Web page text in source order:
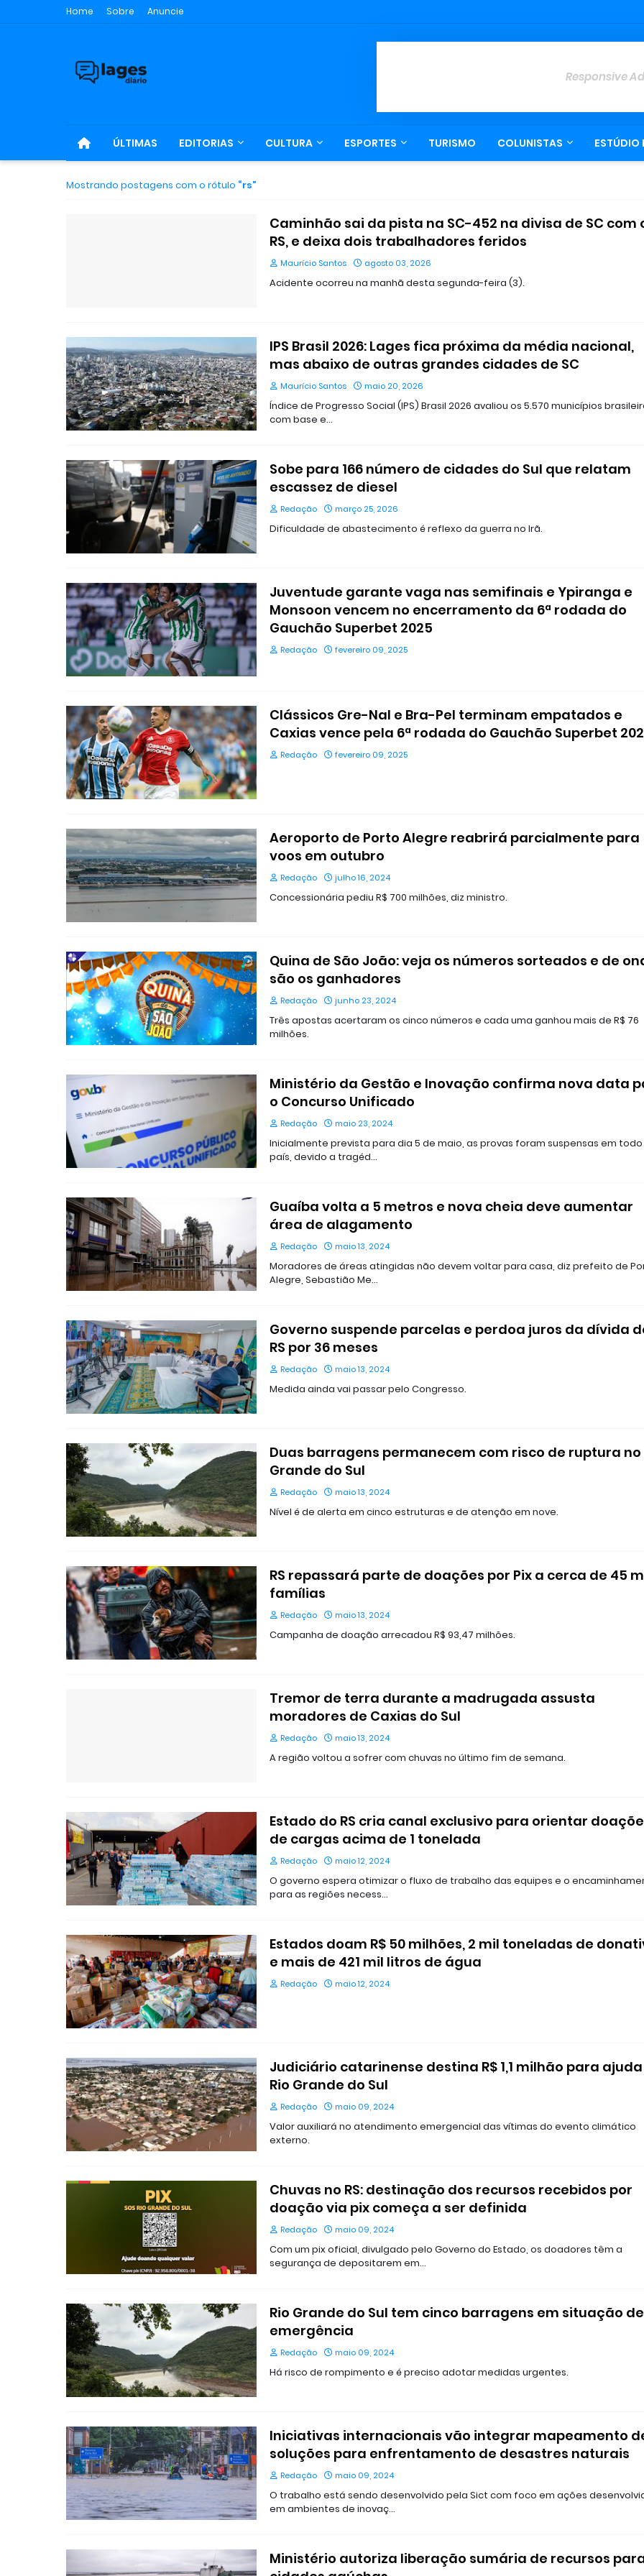
Home Sobre Anuncie
Responsive
ÚLTIMAS EDITORIAS CULTURA ESPORTES TURISMO COLUNISTAS ESTÚDIO
Mostrando postagens com o rótulo rs
Caminhão sai da pista na SC-452 na divisa de SC com
RS, e deixa dois trabalhadores feridos
Maurício Santos agosto 03, 2026
Acidente ocorreu na manhã desta segunda-feira (3).
IPS Brasil 2026: Lages fica próxima da média nacional,
mas abaixo de outras grandes cidades de SC
Maurício Santos maio 20, 2026
Índice de Progresso Social (IPS) Brasil 2026 avaliou os 5.570 municípios
com base e…
Sobe para 166 número de cidades do Sul que relatam
escassez de diesel
Redação março 25, 2026
Dificuldade de abastecimento é reflexo da guerra no Irã.
Juventude garante vaga nas semifinais e Ypiranga e
Monsoon vencem no encerramento da 6ª rodada do
Gauchão Superbet 2025
Redação fevereiro 09, 2025
Clássicos Gre-Nal e Bra-Pel terminam empatados e
Caxias vence pela 6ª rodada do Gauchão Superbet
Redação fevereiro 09, 2025
Aeroporto de Porto Alegre reabrirá parcialmente para
voos em outubro
Redação julho 16, 2024
Concessionária pediu R$ 700 milhões, diz ministro.
Quina de São João: veja os números sorteados e de
são os ganhadores
Redação junho 23, 2024
Três apostas acertaram os cinco números e cada uma ganhou mais de R$ 76
milhões.
Ministério da Gestão e Inovação confirma nova data
o Concurso Unificado
Redação maio 23, 2024
Inicialmente prevista para dia 5 de maio, as provas foram suspensas em todo
país, devido a tragéd…
Guaíba volta a 5 metros e nova cheia deve aumentar
área de alagamento
Redação maio 13, 2024
Moradores de áreas atingidas não devem voltar para casa, diz prefeito de
Alegre, Sebastião Me…
Governo suspende parcelas e perdoa juros da dívida
RS por 36 meses
Redação maio 13, 2024
Medida ainda vai passar pelo Congresso.
Duas barragens permanecem com risco de ruptura no
Grande do Sul
Redação maio 13, 2024
Nível é de alerta em cinco estruturas e de atenção em nove.
RS repassará parte de doações por Pix a cerca de 45
famílias
Redação maio 13, 2024
Campanha de doação arrecadou R$ 93,47 milhões.
Tremor de terra durante a madrugada assusta
moradores de Caxias do Sul
Redação maio 13, 2024
A região voltou a sofrer com chuvas no último fim de semana.
Estado do RS cria canal exclusivo para orientar
de cargas acima de 1 tonelada
Redação maio 12, 2024
O governo espera otimizar o fluxo de trabalho das equipes e o
para as regiões necess…
Estados doam R$ 50 milhões, 2 mil toneladas de
e mais de 421 mil litros de água
Redação maio 12, 2024
Judiciário catarinense destina R$ 1,1 milhão para
Rio Grande do Sul
Redação maio 09, 2024
Valor auxiliará no atendimento emergencial das vítimas do evento climático
externo.
Chuvas no RS: destinação dos recursos recebidos por
doação via pix começa a ser definida
Redação maio 09, 2024
Com um pix oficial, divulgado pelo Governo do Estado, os doadores têm a
segurança de depositarem em…
Rio Grande do Sul tem cinco barragens em situação de
emergência
Redação maio 09, 2024
Há risco de rompimento e é preciso adotar medidas urgentes.
Iniciativas internacionais vão integrar mapeamento
soluções para enfrentamento de desastres naturais
Redação maio 09, 2024
O trabalho está sendo desenvolvido pela Sict com foco em ações
em ambientes de inovaç…
Ministério autoriza liberação sumária de recursos